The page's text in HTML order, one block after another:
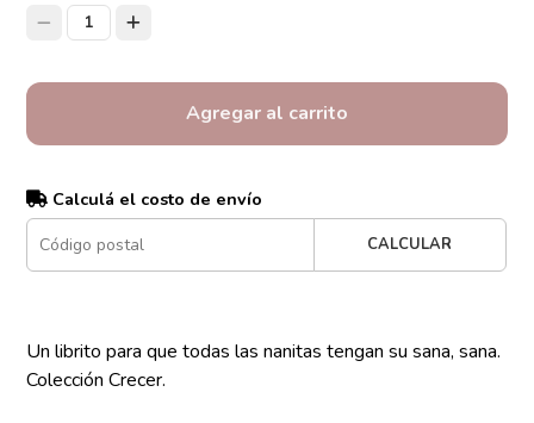
1
Agregar al carrito
Calculá el costo de envío
CALCULAR
Un librito para que todas las nanitas tengan su sana, sana.
Colección Crecer.